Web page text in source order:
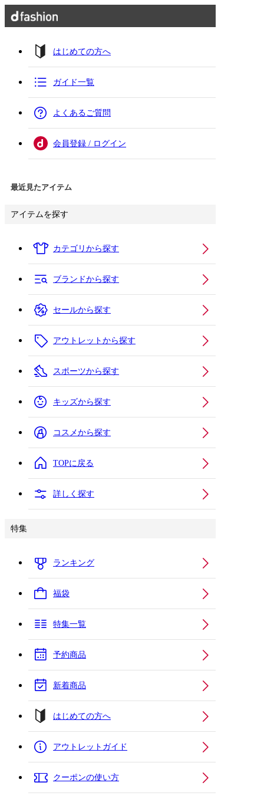
はじめての方へ
ガイド一覧
よくあるご質問
会員登録 / ログイン
最近見たアイテム
アイテムを探す
カテゴリから探す
ブランドから探す
セールから探す
アウトレットから探す
スポーツから探す
キッズから探す
コスメから探す
TOPに戻る
詳しく探す
特集
ランキング
福袋
特集一覧
予約商品
新着商品
はじめての方へ
アウトレットガイド
クーポンの使い方